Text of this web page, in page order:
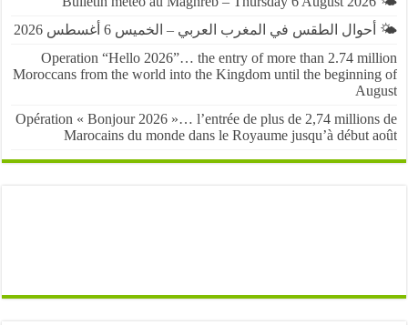
الطقس في المغرب العربي – الخميس 6 أغسطس 2026
Operation “Hello 2026”… the entry of more than 2.74
Moroccans from the world into the Kingdom until the
Opération « Bonjour 2026 »… l’entrée de plus de 2,74
Marocains du monde dans le Royaume jusqu’à début